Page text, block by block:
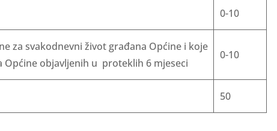
0-10
za svakodnevni život građana Općine i koje
Općine objavljenih u proteklih 6 mjeseci
0-10
50